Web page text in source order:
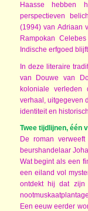
Haasse hebben
perspectieven
(1994) van Adriaan
Rampokan
Indische erfgoed
In deze literaire
van Douwe van
koloniale verleden
verhaal, uitgegeven
identiteit en
Twee tijdlijnen, één
De roman
beurshandelaar
Wat begint als een
een eiland vol
ontdekt hij dat zijn
Een eeuw eerder